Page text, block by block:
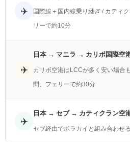
✈️ 国際線＋国内線乗り継ぎ / カティ
リーで約10分
✈️
日本 → マニラ → カリボ国際空
カリボ空港はLCCが多く安い場合
間、フェリーで約30分
✈️
日本 → セブ → カティクラン空
セブ経由でボラカイと組み合わせ